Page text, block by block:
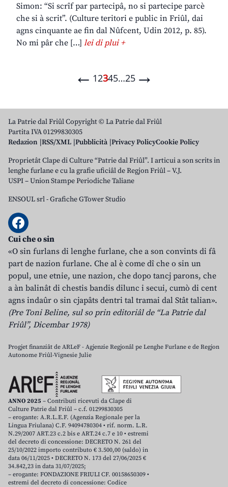
Simon: “Si scrîf par partecipâ, no si partecipe parcè
che si à scrit”. (Culture teritori e public in Friûl, dai
agns cinquante ae fin dal Nûfcent, Udin 2012, p. 85).
No mi pâr che […] lei di plui +
← 12345…25 →
La Patrie dal Friûl Copyright © La Patrie dal Friûl
Partita IVA 01299830305
Redazion RSS/XML Pubblicità Privacy PolicyCookie Policy
Proprietât Clape di Culture “Patrie dal Friûl”. I articui a son scrits in
lenghe furlane e cu la grafie uficiâl de Regjon Friûl – V.J.
USPI – Union Stampe Periodiche Taliane
ENSOUL srl-Grafiche GTower Studio
Cui che o sin
«O sin furlans di lenghe furlane, che a son convints di fâ
part de nazion furlane. Che al è come dî che o sin un
popul, une etnie, une nazion, che dopo tancj parons, che
a àn balinât di chestis bandis dilunc i secui, cumò di cent
agns indaûr o sin cjapâts dentri tal tramai dal Stât talian».
(Pre Toni Beline, sul so prin editoriâl de “La Patrie dal
Friûl”, Dicembar 1978)
Progjet finanziât de ARLeF - Agjenzie Regjonâl pe Lenghe Furlane e de Regjon
Autonome Friûl-Vignesie Julie
ANNO 2025 – Contributi ricevuti da Clape di
Culture Patrie dal Friûl – c.f. 01299830305
– erogante: A.R.L.E.F. (Agenzia Regionale per la
Lingua Friulana) C.F. 94094780304 • rif. norm. L.R.
N.29/2007 ART.23 c.2 bis e ART.24 c.7 e 10 • estremi
del decreto di concessione: DECRETO N. 261 del
25/10/2022 importo contributo € 3.500,00 (saldo) in
data 06/11/2025 • DECRETO N. 173 del 27/06/2025 €
34.842,23 in data 31/07/2025;
– erogante: FONDAZIONE FRIULI CF. 00158650309 •
estremi del decreto di concessione: Codice